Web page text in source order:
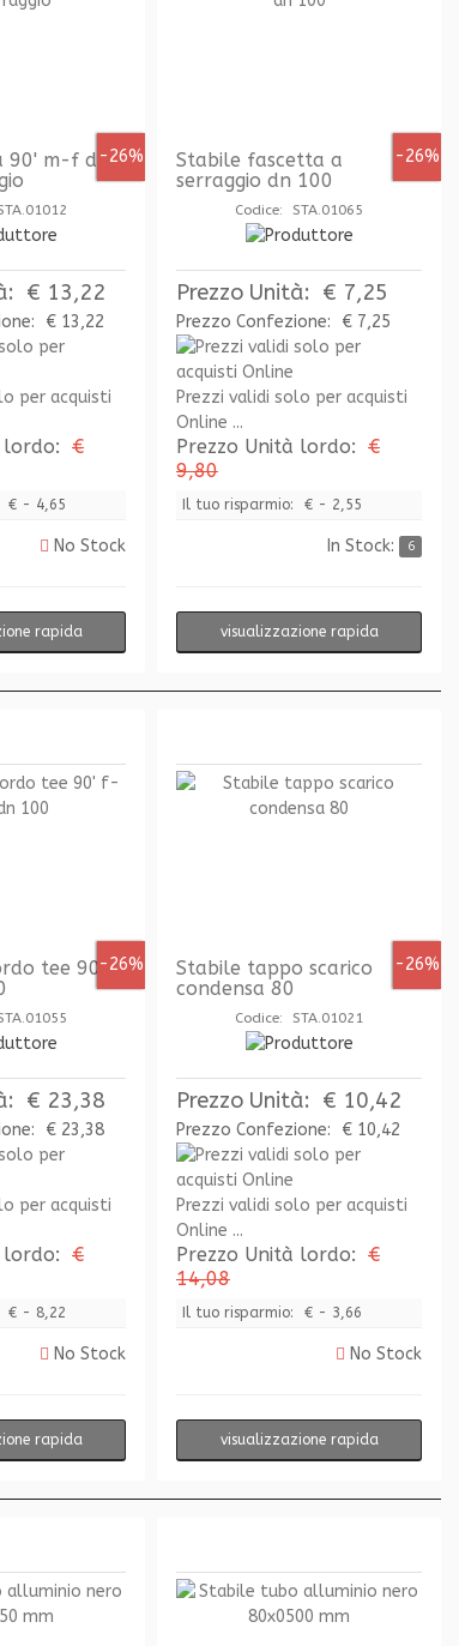
-26%
90' m-f dn
€ 13,22
€ 13,22
per acquisti
lordo: €
€ - 4,65
No Stock
rapida
-26%
Stabile fascetta a
serraggio dn 100
Codice: STA.01065
Prezzo Unità: € 7,25
Prezzo Confezione: € 7,25
Prezzi validi solo per acquisti
Online ...
Prezzo Unità lordo: €
9,80
Il tuo risparmio: € - 2,55
In Stock: 6
visualizzazione rapida
-26%
tee 90'
€ 23,38
€ 23,38
per acquisti
lordo: €
€ - 8,22
No Stock
rapida
-26%
Stabile tappo scarico
condensa 80
Codice: STA.01021
Prezzo Unità: € 10,42
Prezzo Confezione: € 10,42
Prezzi validi solo per acquisti
Online ...
Prezzo Unità lordo: €
14,08
Il tuo risparmio: € - 3,66
No Stock
visualizzazione rapida